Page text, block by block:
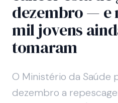
dezembro — e
mil jovens
tomaram
O Ministério da Saúde
dezembro a